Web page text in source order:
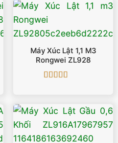
Máy Xúc Lật 1,1 M3
Rongwei ZL928